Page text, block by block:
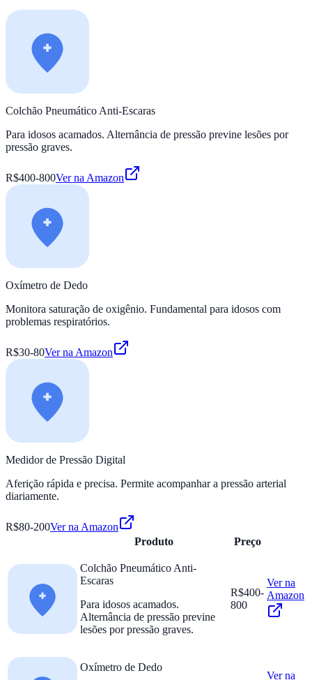
Colchão Pneumático Anti-Escaras
Para idosos acamados. Alternância de pressão previne lesões por
pressão graves.
R$400-800Ver na Amazon
Oxímetro de Dedo
Monitora saturação de oxigênio. Fundamental para idosos com
problemas respiratórios.
R$30-80Ver na Amazon
Medidor de Pressão Digital
Aferição rápida e precisa. Permite acompanhar a pressão arterial
diariamente.
R$80-200Ver na Amazon
Produto
Preço
Colchão Pneumático Anti-
Escaras
Para idosos acamados.
Alternância de pressão previne
lesões por pressão graves.
R$400-
800
Ver na
Amazon
Oxímetro de Dedo
Ver na